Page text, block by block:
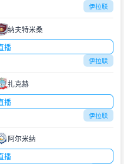
伊拉联
纳夫特米桑
播
伊拉联
扎克赫
播
伊拉联
阿尔米纳
播